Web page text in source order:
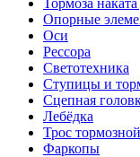
Опорные
Оси
Рессора
Светотехника
Ступицы и
Сцепная
Лебёдка
Трос тормозной
Фаркопы